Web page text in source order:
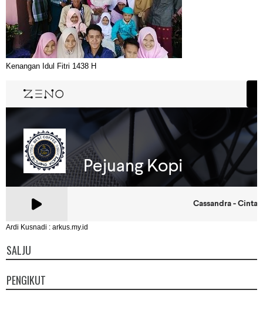
Kenangan Idul Fitri 1438 H
Ardi Kusnadi : arkus.my.id
SALJU
PENGIKUT